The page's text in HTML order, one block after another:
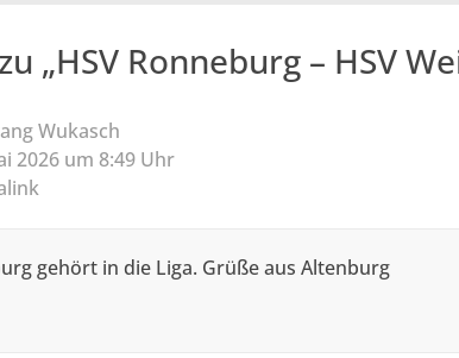
„HSV Ronneburg – HSV
Wukasch
2026 um 8:49 Uhr
gehört in die Liga. Grüße aus Altenburg